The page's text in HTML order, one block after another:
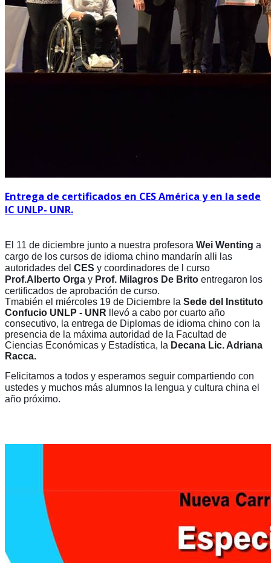
Entrega de certificados en CES América y en la sede
IC UNLP- UNR.
El 11 de diciembre junto a nuestra profesora Wei Wenting a
cargo de los cursos de idioma chino mandarín alli las
autoridades del CES y coordinadores de l curso
Prof.Alberto Orga y Prof. Milagros De Brito entregaron los
certificados de aprobación de curso.
Tmabién el miércoles 19 de Diciembre la Sede del Instituto
Confucio UNLP - UNR llevó a cabo por cuarto año
consecutivo, la entrega de Dipl omas de idioma chino con la
presencia de la máxima autoridad de la Facultad de
Ciencias Económicas y Estadística, la Decana Lic. Adriana
Racca.
Felicitamos a todos y esperamos seguir compartiendo con
ustedes y muchos más alumnos la lengua y cultura china el
año próximo.